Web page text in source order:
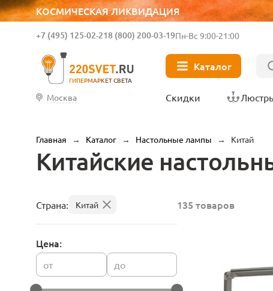
КОСМИЧЕСКАЯ ЛИКВИДАЦИЯ
ГИПЕРМАРКЕТ СВЕТА
+7 (495) 125-02-218 (800) 200-03-19Пн-Вс 9:00-21:00
Каталог
Москва Скидки
Главная → Каталог → Настольные лампы → Китай
Китайские
Страна: Китай
Цена:
от до
135 товаров